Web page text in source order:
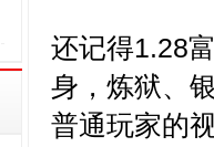
还记得1.28
身，炼狱、
普通玩家的